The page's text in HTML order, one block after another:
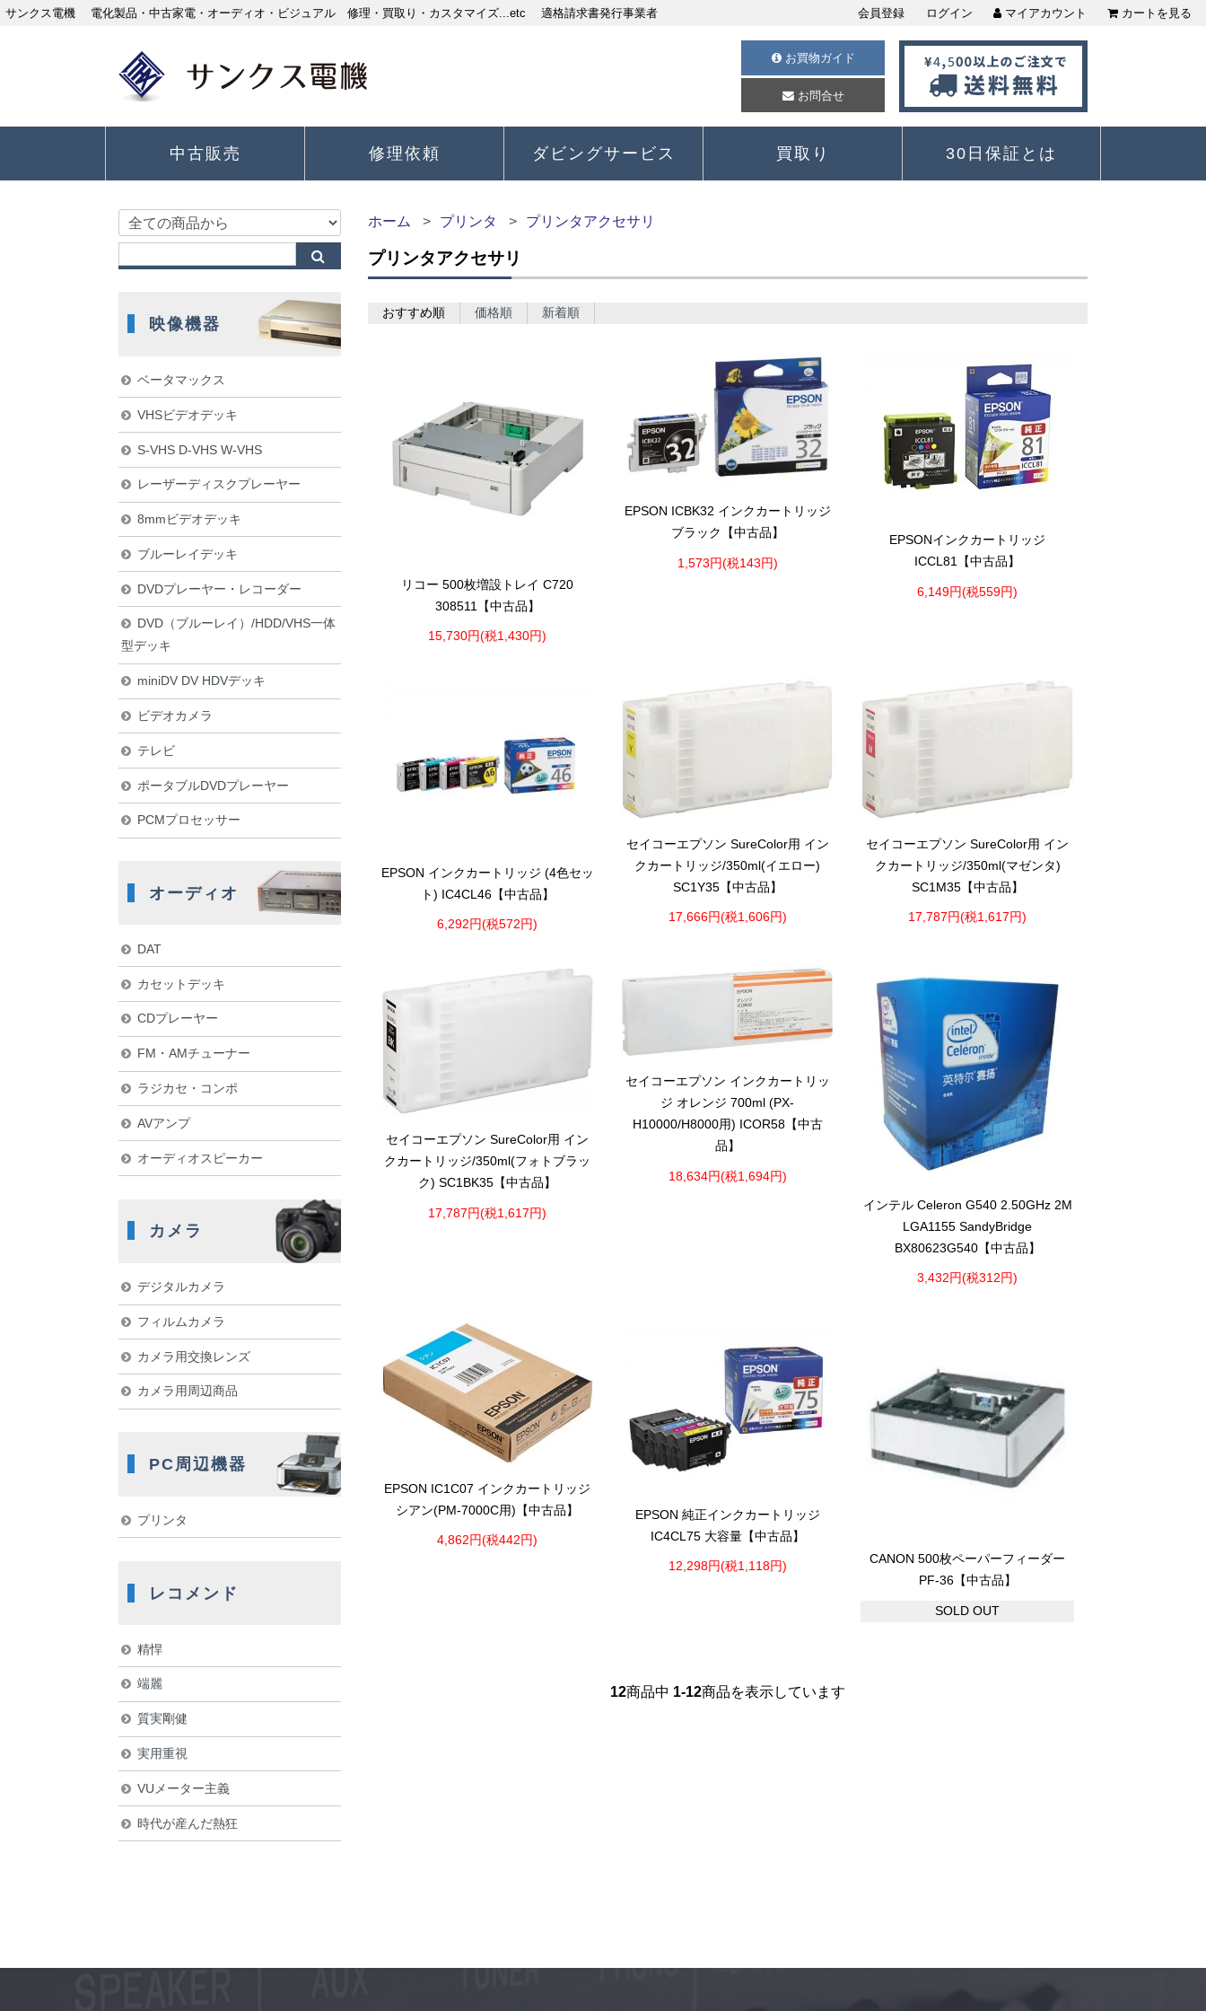
サンクス電機 電化製品・中古家電・オーディオ・ビジュアル 修理・買取り・カスタマイズ...etc 適格請求書発行事業者 会員登録 ログイン マイアカウント カートを見る
お買物ガイド
お問合せ
中古販売 修理依頼 ダビングサービス 買取り 30日保証とは
ホーム プリンタ プリンタアクセサリ
プリンタアクセサリ
おすすめ順 価格順 新着順
リコー 500枚増設トレイ C720
308511【中古品】
15,730円(税1,430円)
EPSON ICBK32 インクカートリッジ
ブラック【中古品】
1,573円(税143円)
EPSONインクカートリッジ
ICCL81【中古品】
6,149円(税559円)
EPSON インクカートリッジ (4色セッ
ト) IC4CL46【中古品】
6,292円(税572円)
セイコーエプソン SureColor用 イン
クカートリッジ/350ml(イエロー)
SC1Y35【中古品】
17,666円(税1,606円)
セイコーエプソン SureColor用 イン
クカートリッジ/350ml(マゼンタ)
SC1M35【中古品】
17,787円(税1,617円)
セイコーエプソン SureColor用 イン
クカートリッジ/350ml(フォトブラッ
ク) SC1BK35【中古品】
17,787円(税1,617円)
セイコーエプソン インクカートリッ
ジ オレンジ 700ml (PX-
H10000/H8000用) ICOR58【中古
品】
18,634円(税1,694円)
インテル Celeron G540 2.50GHz 2M
LGA1155 SandyBridge
BX80623G540【中古品】
3,432円(税312円)
EPSON IC1C07 インクカートリッジ
シアン(PM-7000C用)【中古品】
4,862円(税442円)
EPSON 純正インクカートリッジ
IC4CL75 大容量【中古品】
12,298円(税1,118円)
CANON 500枚ペーパーフィーダー
PF-36【中古品】
SOLD OUT
12商品中 1-12商品を表示しています
映像機器
ベータマックス
VHSビデオデッキ
S-VHS D-VHS W-VHS
レーザーディスクプレーヤー
8mmビデオデッキ
ブルーレイデッキ
DVDプレーヤー・レコーダー
DVD（ブルーレイ）/HDD/VHS一体
型デッキ
miniDV DV HDVデッキ
ビデオカメラ
テレビ
ポータブルDVDプレーヤー
PCMプロセッサー
オーディオ
DAT
カセットデッキ
CDプレーヤー
FM・AMチューナー
ラジカセ・コンポ
AVアンプ
オーディオスピーカー
カメラ
デジタルカメラ
フィルムカメラ
カメラ用交換レンズ
カメラ用周辺商品
PC周辺機器
プリンタ
レコメンド
精悍
端麗
質実剛健
実用重視
VUメーター主義
時代が産んだ熱狂